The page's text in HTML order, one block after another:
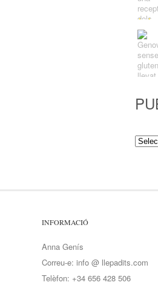
INFORMACIÓ
Anna Genís
Correu-e: info @ llepadits.com
Telèfon: +34 656 428 506